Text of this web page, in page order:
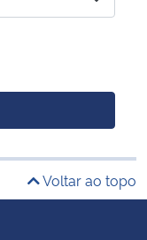
Voltar ao topo